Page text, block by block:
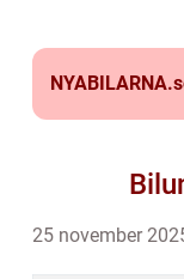
NYABILARNA.
25 november